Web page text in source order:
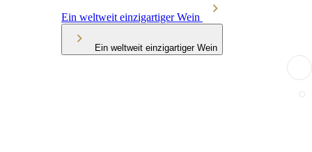
Ein weltweit einzigartiger Wein
Ein weltweit einzigartiger Wein